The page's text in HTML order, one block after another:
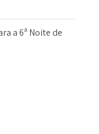
a 6ª Noite de